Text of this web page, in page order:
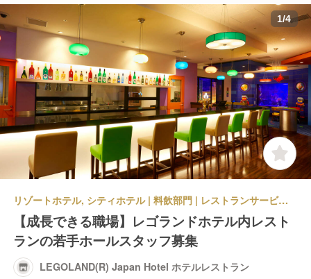
1/4
リゾートホテル, シティホテル | 料飲部門 | レストランサービス・ホールスタッフ | LEGOLAND(R) Japan Hotel ホテルレストラン
【成長できる職場】レゴランドホテル内レスト
ランの若手ホールスタッフ募集
LEGOLAND(R) Japan Hotel ホテルレストラン